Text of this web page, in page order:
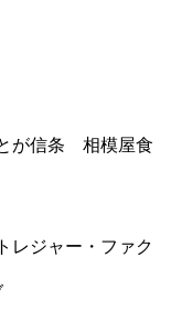
が信条 相模屋食